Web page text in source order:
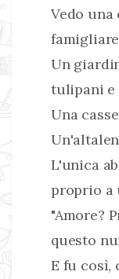
Vedo
Un
tulipani e
Una
L'unica
proprio a
"Amore?
questo
E fu così,